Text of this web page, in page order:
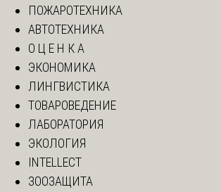
ПОЖАРОТЕХНИКА
АВТОТЕХНИКА
О Ц Е Н К А
ЭКОНОМИКА
ЛИНГВИСТИКА
ТОВАРОВЕДЕНИЕ
ЛАБОРАТОРИЯ
ЭКОЛОГИЯ
INTELLECT
ЗООЗАЩИТА